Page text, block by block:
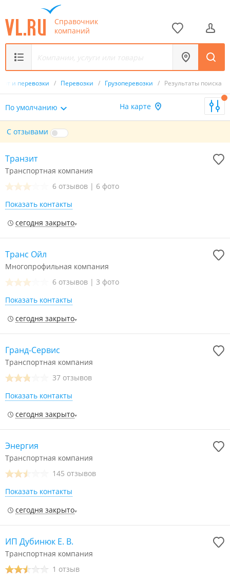
Справочник
компаний
и перевозки / Перевозки / Грузоперевозки / Результаты поиска
По умолчанию На карте
С отзывами
Транзит
Транспортная компания
6 отзывов | 6 фото
Показать контакты
сегодня закрыто
Транс Ойл
Многопрофильная компания
6 отзывов | 3 фото
Показать контакты
сегодня закрыто
Гранд-Сервис
Транспортная компания
37 отзывов
Показать контакты
сегодня закрыто
Энергия
Транспортная компания
145 отзывов
Показать контакты
сегодня закрыто
ИП Дубинюк Е. В.
Транспортная компания
1 отзыв